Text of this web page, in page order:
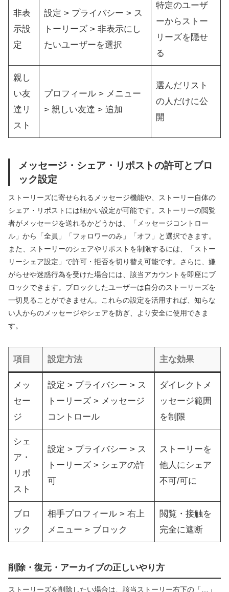
非表
示設
定
設定 > プライバシー > ス
トーリーズ > 非表示にし
たいユーザーを選択
特定のユーザ
ーからストー
リーズを隠せ
る
親し
い友
達リ
スト
プロフィール > メニュー
> 親しい友達 > 追加
選んだリスト
の人だけに公
開
メッセージ・シェア・リポストの許可とブロ
ック設定
ストーリーズに寄せられるメッセージ機能や、ストーリー自体の
シェア・リポストには細かい設定が可能です。ストーリーの閲覧
者がメッセージを送れるかどうかは、「メッセージコントロー
ル」から「全員」「フォロワーのみ」「オフ」と選択できます。
また、ストーリーのシェアやリポストを制限するには、「ストー
リーシェア設定」で許可・拒否を切り替え可能です。さらに、嫌
がらせや迷惑行為を受けた場合には、該当アカウントを即座にブ
ロックできます。ブロックしたユーザーは自分のストーリーズを
一切見ることができません。これらの設定を活用すれば、知らな
い人からのメッセージやシェアを防ぎ、より安全に使用できま
す。
項目 設定方法 主な効果
メッ
セー
ジ
設定 > プライバシー > ス
トーリーズ > メッセージ
コントロール
ダイレクトメ
ッセージ範囲
を制限
シェ
ア・
リポ
スト
設定 > プライバシー > ス
トーリーズ > シェアの許
可
ストーリーを
他人にシェア
不可/可に
ブロ
ック
相手プロフィール > 右上
メニュー > ブロック
閲覧・接触を
完全に遮断
削除・復元・アーカイブの正しいやり方
ストーリーズを削除したい場合は、該当ストーリー右下の「…」